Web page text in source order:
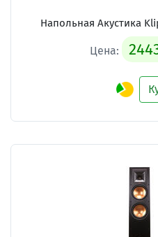
Напольная Акустика
Цена: